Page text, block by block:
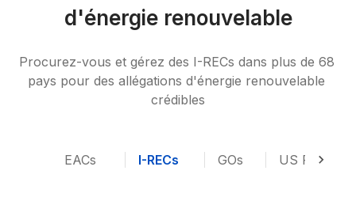
d'énergie renouvelable
Procurez-vous et gérez des I-RECs dans plus de 68
pays pour des allégations d'énergie renouvelable
crédibles
EACs I-RECs GOs US RECs